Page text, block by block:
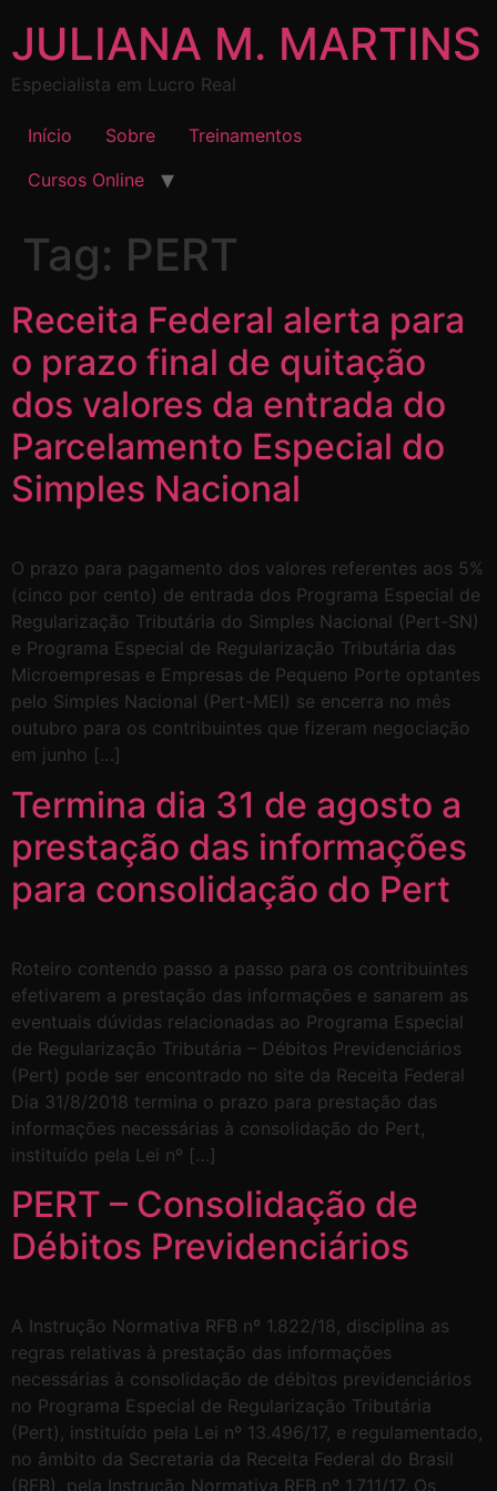
JULIANA M. MARTINS
Especialista em Lucro Real
Início Sobre
Treinamentos
Cursos Online
Tag: PERT
Receita Federal alerta para
o prazo final de quitação
dos valores da entrada do
Parcelamento Especial do
Simples Nacional
O prazo para pagamento dos valores referentes aos 5%
(cinco por cento) de entrada dos Programa Especial de
Regularização Tributária do Simples Nacional (Pert-SN)
e Programa Especial de Regularização Tributária das
Microempresas e Empresas de Pequeno Porte optantes
pelo Simples Nacional (Pert-MEI) se encerra no mês
outubro para os contribuintes que fizeram negociação
em junho […]
Termina dia 31 de agosto a
prestação das informações
para consolidação do Pert
Roteiro contendo passo a passo para os contribuintes
efetivarem a prestação das informações e sanarem as
eventuais dúvidas relacionadas ao Programa Especial
de Regularização Tributária – Débitos Previdenciários
(Pert) pode ser encontrado no site da Receita Federal
Dia 31/8/2018 termina o prazo para prestação das
informações necessárias à consolidação do Pert,
instituído pela Lei nº […]
PERT – Consolidação de
Débitos Previdenciários
A Instrução Normativa RFB nº 1.822/18, disciplina as
regras relativas à prestação das informações
necessárias à consolidação de débitos previdenciários
no Programa Especial de Regularização Tributária
(Pert), instituído pela Lei nº 13.496/17, e regulamentado,
no âmbito da Secretaria da Receita Federal do Brasil
(RFB), pela Instrução Normativa RFB nº 1.711/17. Os